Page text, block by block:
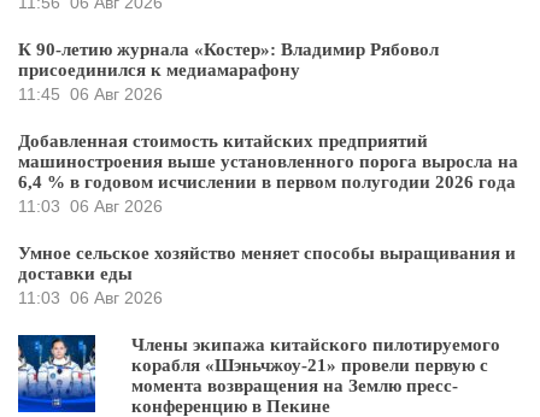
К 90-летию журнала «Костер»: Владимир Рябовол
присоединился к медиамарафону
11:45 06 Авг 2026
Добавленная стоимость китайских предприятий
машиностроения выше установленного порога выросла на
6,4 % в годовом исчислении в первом полугодии 2026 года
11:03 06 Авг 2026
Умное сельское хозяйство меняет способы выращивания и
доставки еды
11:03 06 Авг 2026
Члены экипажа китайского пилотируемого
корабля «Шэньчжоу-21» провели первую с
момента возвращения на Землю пресс-
конференцию в Пекине